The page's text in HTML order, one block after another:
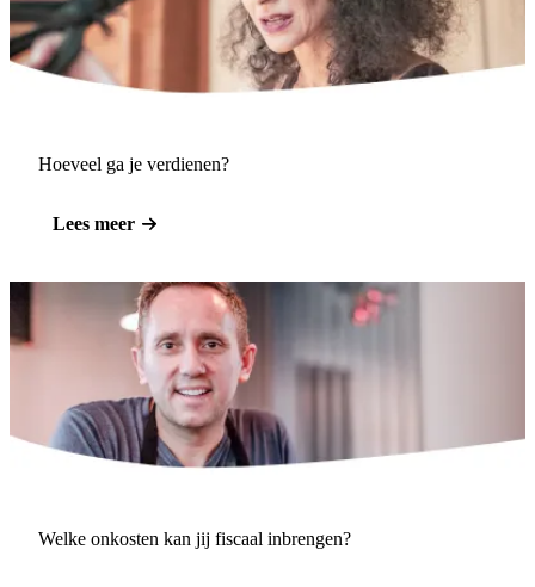
Hoeveel ga je verdienen?
Lees meer
Welke onkosten kan jij fiscaal inbrengen?